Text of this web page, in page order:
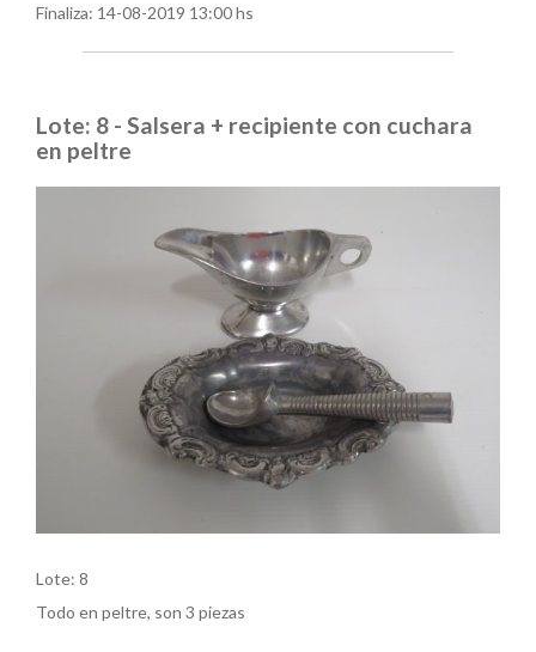
Finaliza: 14-08-2019 13:00 hs
Lote: 8 - Salsera + recipiente con cuchara
en peltre
Lote: 8
Todo en peltre, son 3 piezas